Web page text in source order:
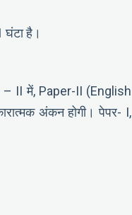
है।
– II में, Paper-II (English
अंकन होगी। पेपर- I,